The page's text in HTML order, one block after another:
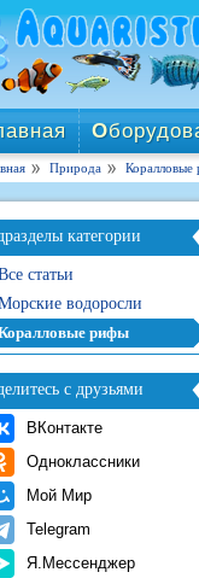
О
Природа Коралловые
категории
статьи
водоросли
рифы
с друзьями
ВКонтакте
Одноклассники
Мой Мир
Telegram
Я.Мессенджер